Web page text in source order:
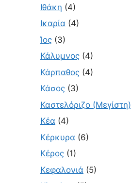
Ιθάκη (4)
Ικαρία (4)
Ίος (3)
Κάλυμνος (4)
Κάρπαθος (4)
Κάσος (3)
Καστελόριζο (Μεγίστη)
Κέα (4)
Κέρκυρα (6)
Κέρος (1)
Κεφαλονιά (5)